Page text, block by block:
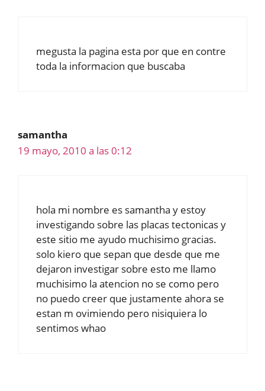
megusta la pagina esta por que en contre
toda la informacion que buscaba
samantha
19 mayo, 2010 a las 0:12
hola mi nombre es samantha y estoy
investigando sobre las placas tectonicas y
este sitio me ayudo muchisimo gracias.
solo kiero que sepan que desde que me
dejaron investigar sobre esto me llamo
muchisimo la atencion no se como pero
no puedo creer que justamente ahora se
estan m ovimiendo pero nisiquiera lo
sentimos whao